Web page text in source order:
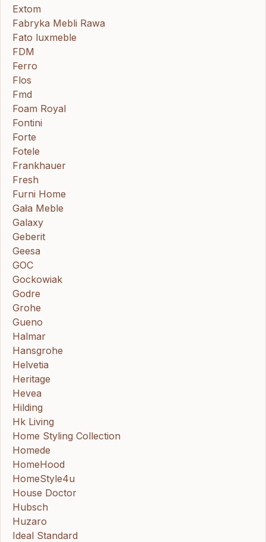
Extom
Fabryka Mebli Rawa
Fato luxmeble
FDM
Ferro
Flos
Fmd
Foam Royal
Fontini
Forte
Fotele
Frankhauer
Fresh
Furni Home
Gała Meble
Galaxy
Geberit
Geesa
GOC
Gockowiak
Godre
Grohe
Gueno
Halmar
Hansgrohe
Helvetia
Heritage
Hevea
Hilding
Hk Living
Home Styling Collection
Homede
HomeHood
HomeStyle4u
House Doctor
Hubsch
Huzaro
Ideal Standard